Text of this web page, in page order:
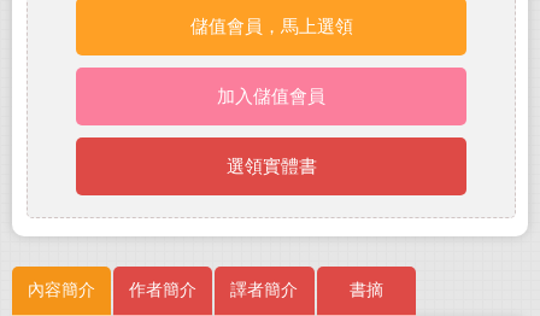
儲值會員，馬上選領
加入儲值會員
選領實體書
內容簡介 作者簡介 譯者簡介 書摘